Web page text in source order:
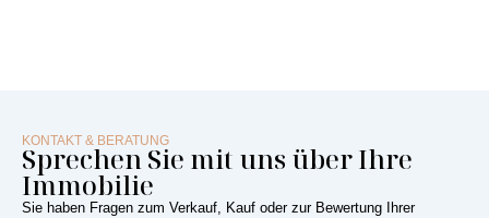
KONTAKT & BERATUNG
Sprechen Sie mit uns über Ihre
Immobilie
Sie haben Fragen zum Verkauf, Kauf oder zur Bewertung Ihrer